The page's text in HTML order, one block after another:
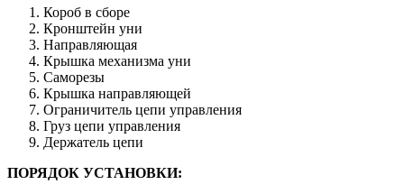
Короб в сборе
Кронштейн уни
Направляющая
Крышка механизма уни
Саморезы
Крышка направляющей
Ограничитель цепи управления
Груз цепи управления
Держатель цепи
ПОРЯДОК УСТАНОВКИ: